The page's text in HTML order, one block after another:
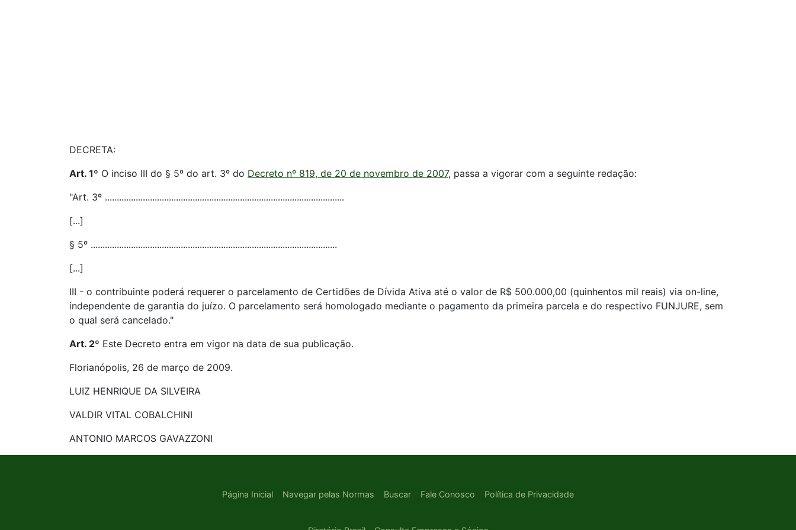
DECRETA:
Art. 1º O inciso III do § 5º do art. 3º do Decreto nº 819, de 20 de novembro de 2007, passa a vigorar com a seguinte redação:
"Art. 3º .....................................................................................................
[...]
§ 5º ........................................................................................................
[...]
III - o contribuinte poderá requerer o parcelamento de Certidões de Dívida Ativa até o valor de R$ 500.000,00 (quinhentos mil reais) via on-line,
independente de garantia do juízo. O parcelamento será homologado mediante o pagamento da primeira parcela e do respectivo FUNJURE, sem
o qual será cancelado."
Art. 2º Este Decreto entra em vigor na data de sua publicação.
Florianópolis, 26 de março de 2009.
LUIZ HENRIQUE DA SILVEIRA
VALDIR VITAL COBALCHINI
ANTONIO MARCOS GAVAZZONI
Página Inicial Navegar pelas Normas Buscar Fale Conosco Política de Privacidade